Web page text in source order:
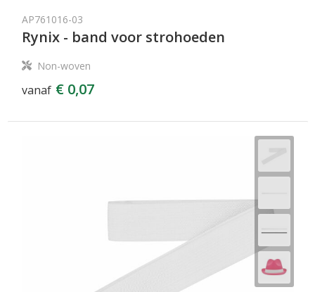
AP761016-03
Rynix - band voor strohoeden
Non-woven
vanaf € 0,07